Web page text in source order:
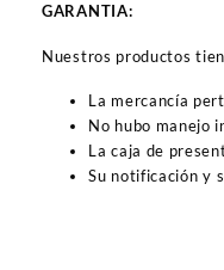
GARANTIA:
Nuestros productos
La mercancía
No hubo manejo
La caja de
Su notificación y